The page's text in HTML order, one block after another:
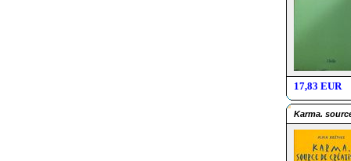
17,83 EUR
Karma.